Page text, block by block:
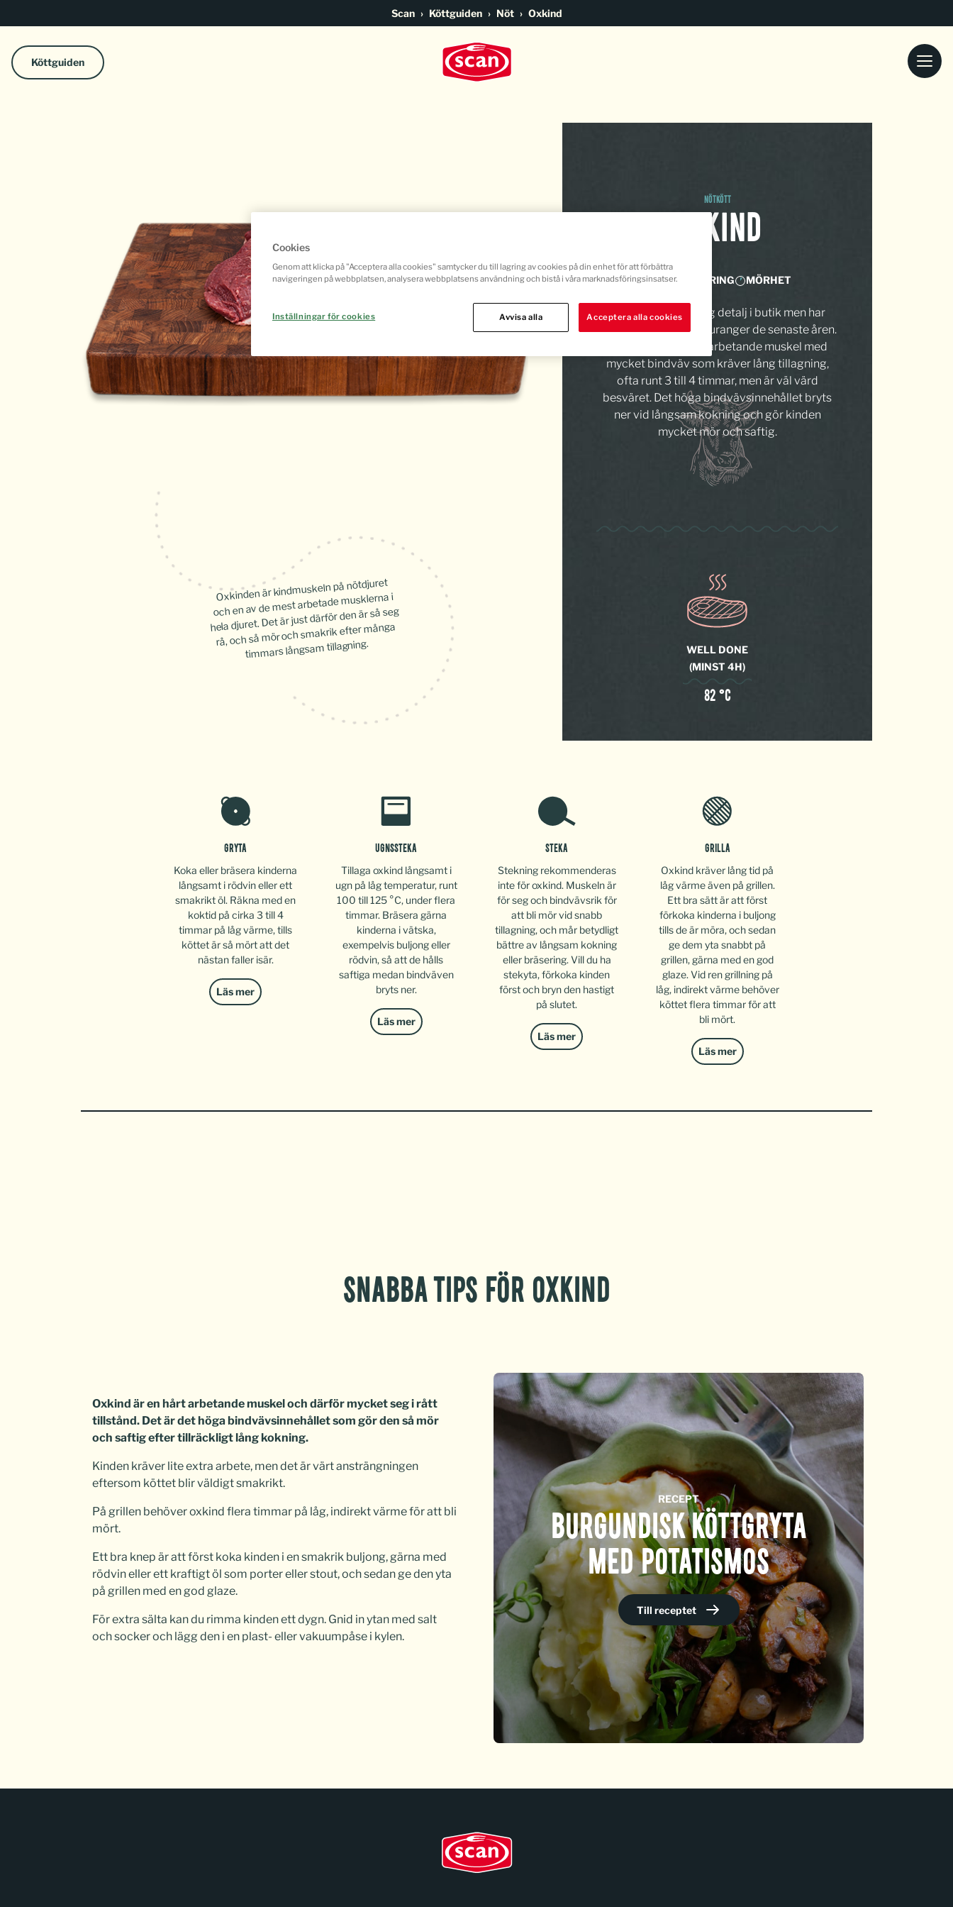
Scan Köttguiden Nöt Oxkind
Köttguiden
Oxkinden är kindmuskeln på nötdjuret
och en av de mest arbetade musklerna i
hela djuret. Det är just därför den är så seg
rå, och så mör och smakrik efter många
timmars långsam tillagning.
NÖTKÖTT
OXKIND
MARMORERING MÖRHET
Oxkind är en ovanlig detalj i butik men har
blivit trendig på restauranger de senaste åren.
Det är en hård, hårt arbetande muskel med
mycket bindväv som kräver lång tillagning,
ofta runt 3 till 4 timmar, men är väl värd
besväret. Det höga bindvävsinnehållet bryts
ner vid långsam kokning och gör kinden
mycket mör och saftig.
WELL DONE
(MINST 4H)
82 °C
GRYTA
Koka eller bräsera kinderna
långsamt i rödvin eller ett
smakrikt öl. Räkna med en
koktid på cirka 3 till 4
timmar på låg värme, tills
köttet är så mört att det
nästan faller isär.
Läs mer
UGNSSTEKA
Tillaga oxkind långsamt i
ugn på låg temperatur, runt
100 till 125 °C, under flera
timmar. Bräsera gärna
kinderna i vätska,
exempelvis buljong eller
rödvin, så att de hålls
saftiga medan bindväven
bryts ner.
Läs mer
STEKA
Stekning rekommenderas
inte för oxkind. Muskeln är
för seg och bindvävsrik för
att bli mör vid snabb
tillagning, och mår betydligt
bättre av långsam kokning
eller bräsering. Vill du ha
stekyta, förkoka kinden
först och bryn den hastigt
på slutet.
Läs mer
GRILLA
Oxkind kräver lång tid på
låg värme även på grillen.
Ett bra sätt är att först
förkoka kinderna i buljong
tills de är möra, och sedan
ge dem yta snabbt på
grillen, gärna med en god
glaze. Vid ren grillning på
låg, indirekt värme behöver
köttet flera timmar för att
bli mört.
Läs mer
SNABBA TIPS FÖR OXKIND
Oxkind är en hårt arbetande muskel och därför mycket seg i rått
tillstånd. Det är det höga bindvävsinnehållet som gör den så mör
och saftig efter tillräckligt lång kokning.
Kinden kräver lite extra arbete, men det är värt ansträngningen
eftersom köttet blir väldigt smakrikt.
På grillen behöver oxkind flera timmar på låg, indirekt värme för att bli
mört.
Ett bra knep är att först koka kinden i en smakrik buljong, gärna med
rödvin eller ett kraftigt öl som porter eller stout, och sedan ge den yta
på grillen med en god glaze.
För extra sälta kan du rimma kinden ett dygn. Gnid in ytan med salt
och socker och lägg den i en plast- eller vakuumpåse i kylen.
RECEPT
BURGUNDISK KÖTTGRYTA
MED POTATISMOS
Till receptet
Cookies
Genom att klicka på "Acceptera alla cookies" samtycker du till lagring av cookies på din enhet för att förbättra
navigeringen på webbplatsen, analysera webbplatsens användning och bistå i våra marknadsföringsinsatser.
Inställningar för cookies Avvisa alla Acceptera alla cookies